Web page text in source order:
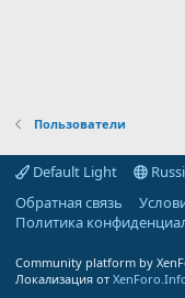
Пользователи
Default Light
Обратная связь
Политика
Community platform by
Локализация от